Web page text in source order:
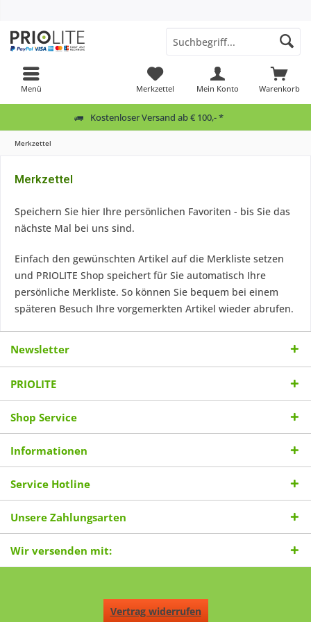
Menü Warenkorb
Merkzettel Mein Konto
Kostenloser Versand ab € 100,- *
Merkzettel
Merkzettel
Speichern Sie hier Ihre persönlichen Favoriten - bis Sie das
nächste Mal bei uns sind.
Einfach den gewünschten Artikel auf die Merkliste setzen
und PRIOLITE Shop speichert für Sie automatisch Ihre
persönliche Merkliste. So können Sie bequem bei einem
späteren Besuch Ihre vorgemerkten Artikel wieder abrufen.
Newsletter
PRIOLITE
Shop Service
Informationen
Service Hotline
Unsere Zahlungsarten
Wir versenden mit:
Vertrag widerrufen